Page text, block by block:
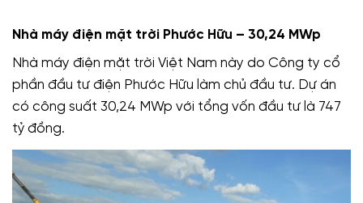
Nhà máy điện mặt trời Phước Hữu – 30,24 MWp
Nhà máy điện mặt trời Việt Nam này do Công ty cổ
phần đầu tư điện Phước Hữu làm chủ đầu tư. Dự án
có công suất 30,24 MWp với tổng vốn đầu tư là 747
tỷ đồng.